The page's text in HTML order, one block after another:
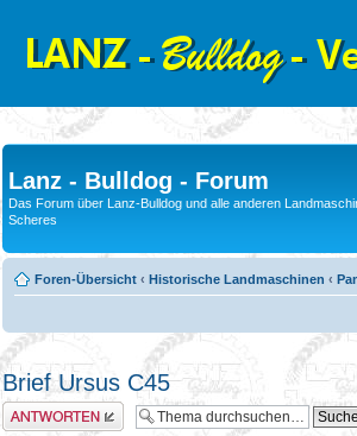
Lanz - Bulldog - Forum
Das Forum über Lanz-Bulldog und alle anderen
Scheres
Foren-Übersicht ‹ Historische Landmaschinen ‹
Brief Ursus C45
Antwort erstellen